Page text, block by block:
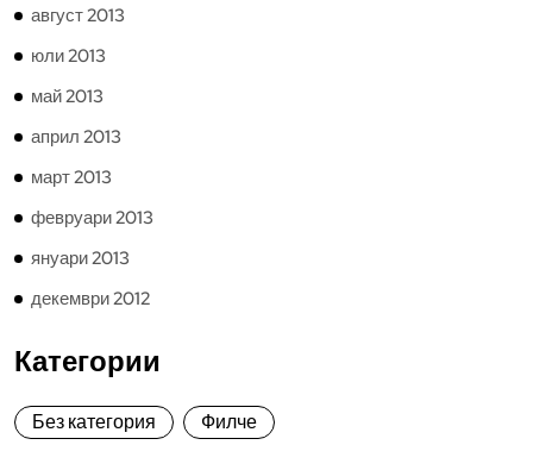
август 2013
юли 2013
май 2013
април 2013
март 2013
февруари 2013
януари 2013
декември 2012
Категории
Без категория Филче